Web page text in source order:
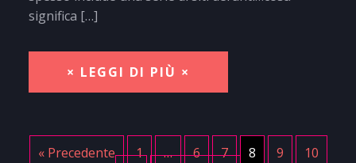
significa […]
× LEGGI DI PIÙ ×
« Precedente 1 … 6 7 8 9
10